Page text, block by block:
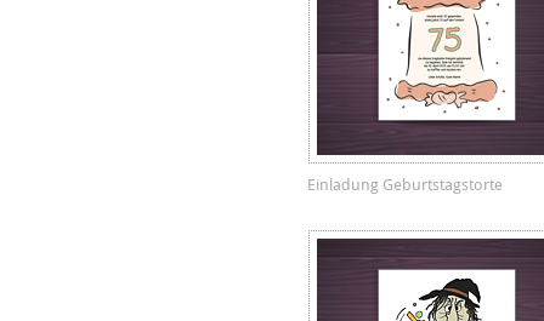
Einladung Geburtstagstorte